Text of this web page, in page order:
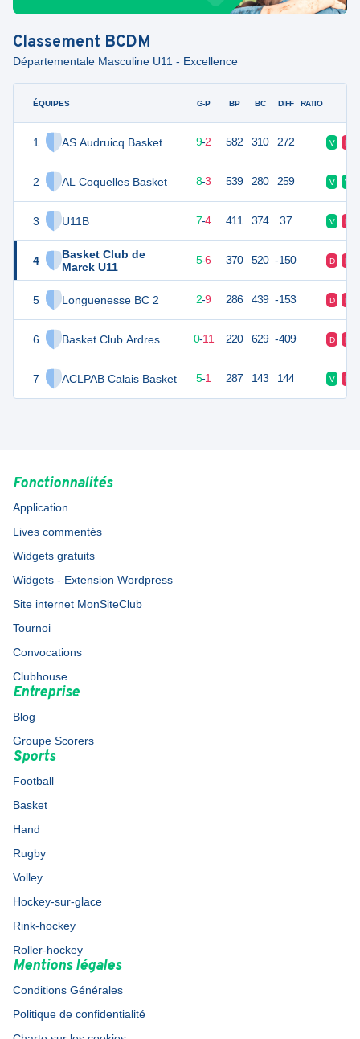
Classement BCDM
Départementale Masculine U11 - Excellence
ÉQUIPES
1 AS Audruicq Basket
2 AL Coquelles Basket
3 U11B
4
Basket Club de
Marck U11
5 Longuenesse BC 2
6 Basket Club Ardres
7 ACLPAB Calais Basket
G-P BP BC DIFF RATIO
29 9-2 582 310 272 V D
27 11 8-3 539 280 259 V V
7-4 411 374 37 V D
21 5-6 370 520 -150 D D
15 2-9 286 439 -153 D D
11 0-11 220 629 -409 D D
16 6 5-1 287 143 144 V D
Fonctionnalités
Application
Lives commentés
Widgets gratuits
Widgets - Extension Wordpress
Site internet MonSiteClub
Tournoi
Convocations
Clubhouse
Entreprise
Blog
Groupe Scorers
Sports
Football
Basket
Hand
Rugby
Volley
Hockey-sur-glace
Rink-hockey
Roller-hockey
Mentions légales
Conditions Générales
Politique de confidentialité